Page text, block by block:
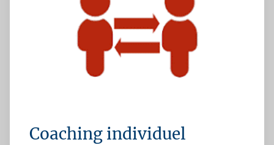
Coaching individuel